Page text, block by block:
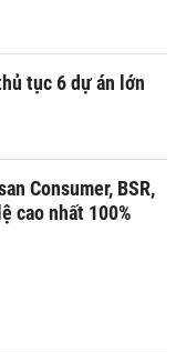
tục 6 dự án lớn
Consumer, BSR,
cao nhất 100%